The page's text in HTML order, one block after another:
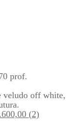
prof.
veludo off white,
(2)